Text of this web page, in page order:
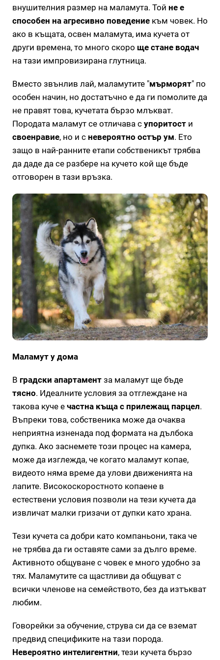
внушителния размер на маламута. Той не е
способен на агресивно поведение към човек. Но
ако в къщата, освен маламута, има кучета от
други времена, то много скоро ще стане водач
на тази импровизирана глутница.
Вместо звънлив лай, маламутите "мърморят" по
особен начин, но достатъчно е да ги помолите да
не правят това, кучетата бързо млъкват.
Породата маламут се отличава с упоритост и
своенравие, но и с невероятно остър ум. Ето
защо в най-ранните етапи собственикът трябва
да даде да се разбере на кучето кой ще бъде
отговорен в тази връзка.
Маламут у дома
В градски апартамент за маламут ще бъде
тясно. Идеалните условия за отглеждане на
такова куче е частна къща с прилежащ парцел.
Въпреки това, собственика може да очаква
неприятна изненада под формата на дълбока
дупка. Ако заснемете този процес на камера,
може да изглежда, че когато маламут копае,
видеото няма време да улови движенията на
лапите. Високоскоростното копаене в
естествени условия позволи на тези кучета да
извличат малки гризачи от дупки като храна.
Тези кучета са добри като компаньони, така че
не трябва да ги оставяте сами за дълго време.
Активното общуване с човек е много удобно за
тях. Маламутите са щастливи да общуват с
всички членове на семейството, без да изтъкват
любим.
Говорейки за обучение, струва си да се вземат
предвид спецификите на тази порода.
Невероятно интелигентни, тези кучета бързо